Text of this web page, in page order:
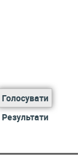
Голосувати
Результати